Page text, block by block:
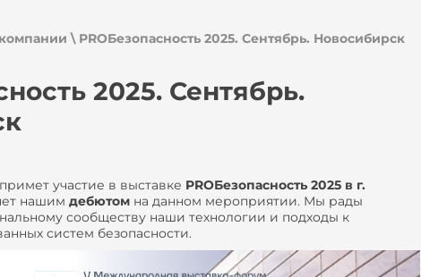
\ PROБезопасность 2025. Сентябрь. Новосибирск
2025. Сентябрь.
участие в выставке PROБезопасность 2025 в г.
нашим дебютом на данном мероприятии. Мы рады
сообществу наши технологии и подходы к
систем безопасности.